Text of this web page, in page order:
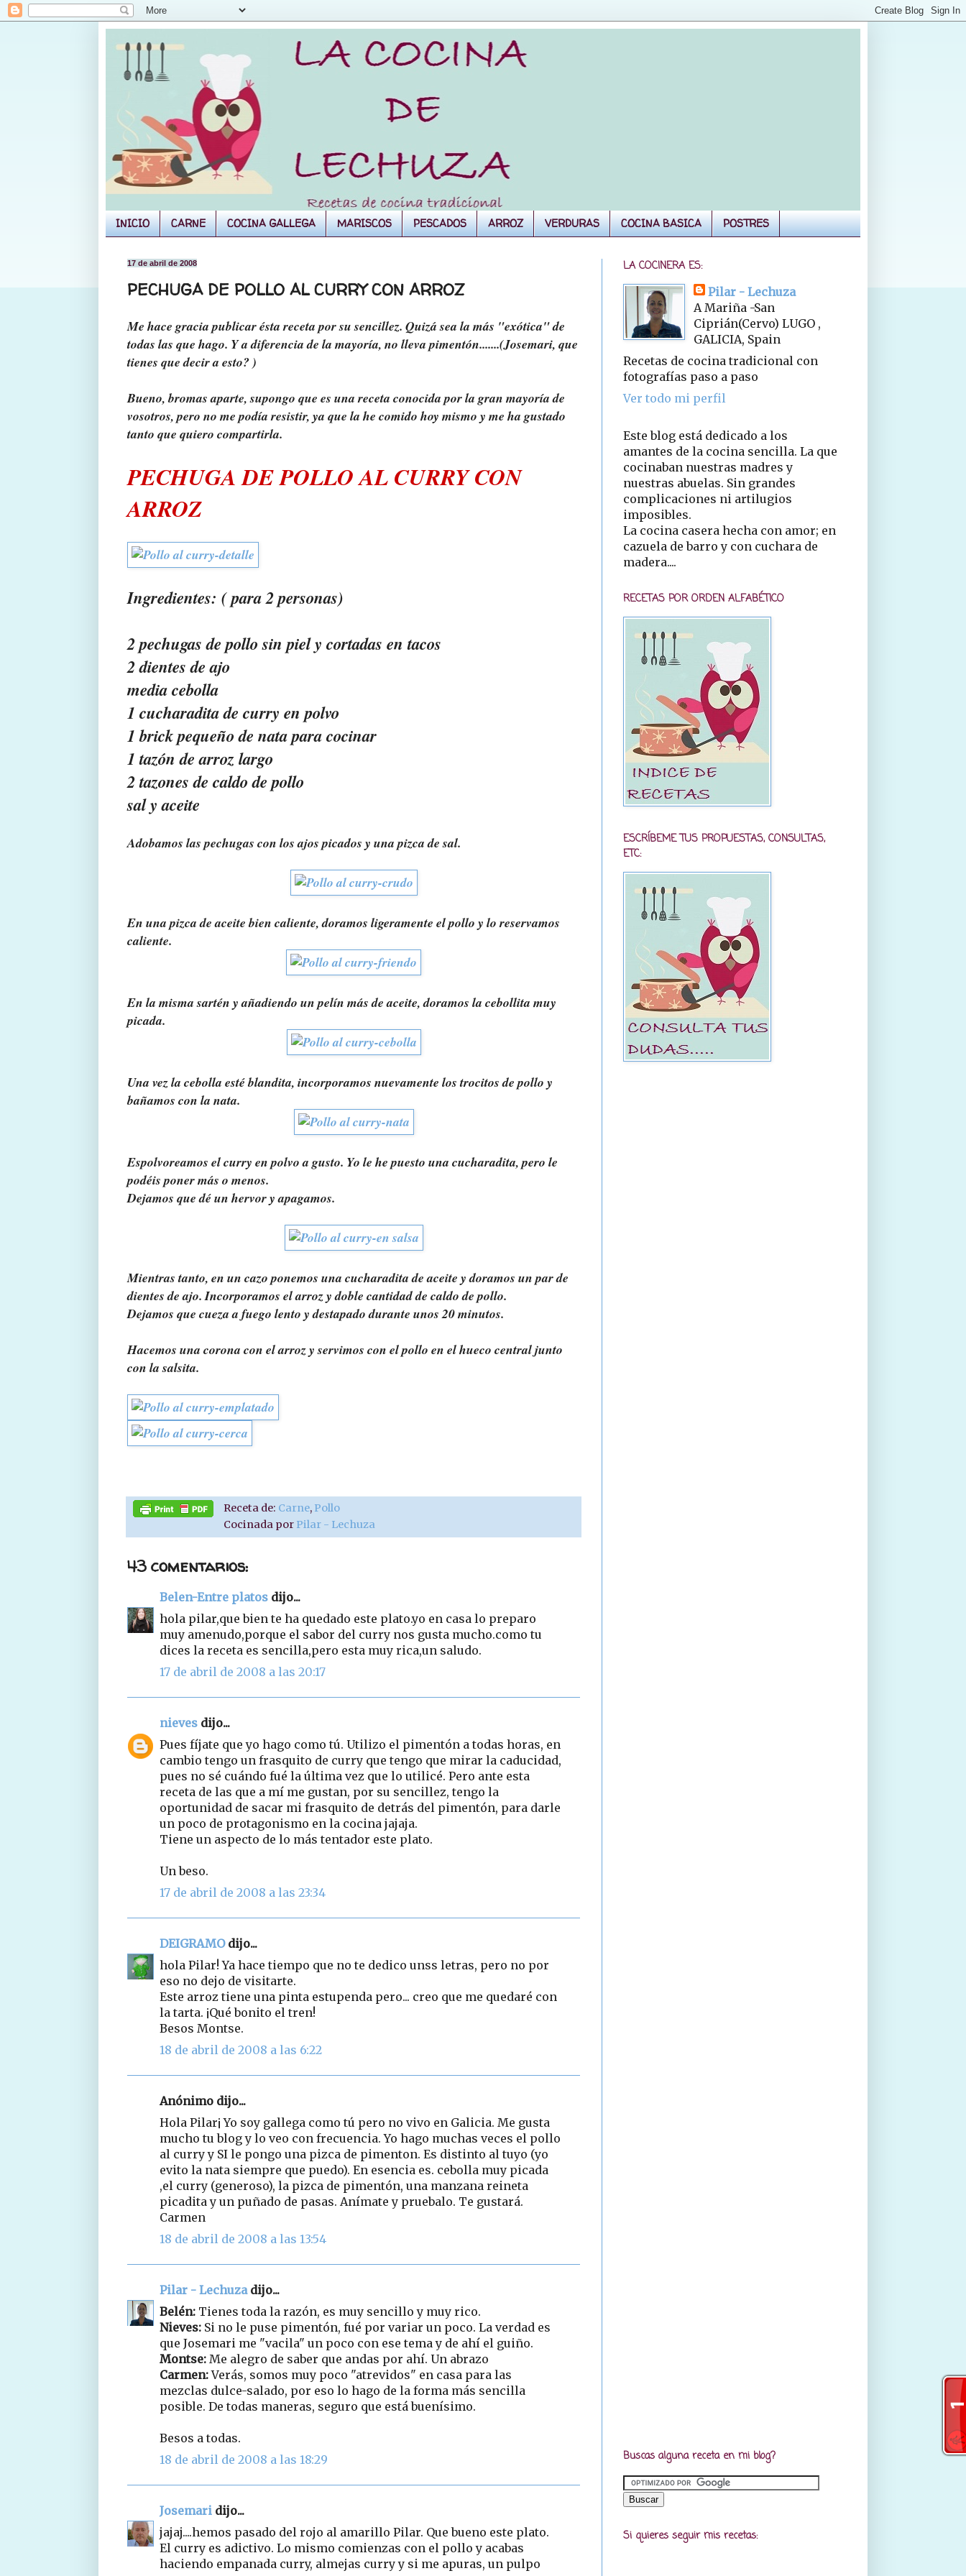
INICIO CARNE COCINA GALLEGA MARISCOS PESCADOS ARROZ VERDURAS COCINA BASICA POSTRES
17 de abril de 2008
PECHUGA DE POLLO AL CURRY CON ARROZ
Me hace gracia publicar ésta receta por su sencillez. Quizá sea la más "exótica" de
todas las que hago. Y a diferencia de la mayoría, no lleva pimentón.......(Josemari, que
tienes que decir a esto? )
Bueno, bromas aparte, supongo que es una receta conocida por la gran mayoría de
vosotros, pero no me podía resistir, ya que la he comido hoy mismo y me ha gustado
tanto que quiero compartirla.
PECHUGA DE POLLO AL CURRY CON
ARROZ
Ingredientes: ( para 2 personas)
2 pechugas de pollo sin piel y cortadas en tacos
2 dientes de ajo
media cebolla
1 cucharadita de curry en polvo
1 brick pequeño de nata para cocinar
1 tazón de arroz largo
2 tazones de caldo de pollo
sal y aceite
Adobamos las pechugas con los ajos picados y una pizca de sal.
En una pizca de aceite bien caliente, doramos ligeramente el pollo y lo reservamos
caliente.
En la misma sartén y añadiendo un pelín más de aceite, doramos la cebollita muy
picada.
Una vez la cebolla esté blandita, incorporamos nuevamente los trocitos de pollo y
bañamos con la nata.
Espolvoreamos el curry en polvo a gusto. Yo le he puesto una cucharadita, pero le
podéis poner más o menos.
Dejamos que dé un hervor y apagamos.
Mientras tanto, en un cazo ponemos una cucharadita de aceite y doramos un par de
dientes de ajo. Incorporamos el arroz y doble cantidad de caldo de pollo.
Dejamos que cueza a fuego lento y destapado durante unos 20 minutos.
Hacemos una corona con el arroz y servimos con el pollo en el hueco central junto
con la salsita.
Receta de: Carne, Pollo
Cocinada por Pilar - Lechuza
43 comentarios:
Belen-Entre platos dijo...
hola pilar,que bien te ha quedado este plato.yo en casa lo preparo
muy amenudo,porque el sabor del curry nos gusta mucho.como tu
dices la receta es sencilla,pero esta muy rica,un saludo.
17 de abril de 2008 a las 20:17
nieves dijo...
Pues fíjate que yo hago como tú. Utilizo el pimentón a todas horas, en
cambio tengo un frasquito de curry que tengo que mirar la caducidad,
pues no sé cuándo fué la última vez que lo utilicé. Pero ante esta
receta de las que a mí me gustan, por su sencillez, tengo la
oportunidad de sacar mi frasquito de detrás del pimentón, para darle
un poco de protagonismo en la cocina jajaja.
Tiene un aspecto de lo más tentador este plato.
Un beso.
17 de abril de 2008 a las 23:34
DEIGRAMOdijo...
hola Pilar! Ya hace tiempo que no te dedico unss letras, pero no por
eso no dejo de visitarte.
Este arroz tiene una pinta estupenda pero... creo que me quedaré con
la tarta. ¡Qué bonito el tren!
Besos Montse.
18 de abril de 2008 a las 6:22
Anónimo dijo...
Hola Pilar¡ Yo soy gallega como tú pero no vivo en Galicia. Me gusta
mucho tu blog y lo veo con frecuencia. Yo hago muchas veces el pollo
al curry y SI le pongo una pizca de pimenton. Es distinto al tuyo (yo
evito la nata siempre que puedo). En esencia es. cebolla muy picada
,el curry (generoso), la pizca de pimentón, una manzana reineta
picadita y un puñado de pasas. Anímate y pruebalo. Te gustará.
Carmen
18 de abril de 2008 a las 13:54
Pilar - Lechuzadijo...
Belén: Tienes toda la razón, es muy sencillo y muy rico.
Nieves: Si no le puse pimentón, fué por variar un poco. La verdad es
que Josemari me "vacila" un poco con ese tema y de ahí el guiño.
Montse: Me alegro de saber que andas por ahí. Un abrazo
Carmen:Verás, somos muy poco "atrevidos" en casa para las
mezclas dulce-salado, por eso lo hago de la forma más sencilla
posible. De todas maneras, seguro que está buenísimo.
Besos a todas.
18 de abril de 2008 a las 18:29
Josemari dijo...
jajaj....hemos pasado del rojo al amarillo Pilar. Que bueno este plato.
El curry es adictivo. Lo mismo comienzas con el pollo y acabas
haciendo empanada curry, almejas curry y si me apuras, un pulpo
LA COCINERA ES:
Pilar - Lechuza
A Mariña -San
Ciprián(Cervo) LUGO ,
GALICIA, Spain
Recetas de cocina tradicional con
fotografías paso a paso
Ver todo mi perfil
Este blog está dedicado a los
amantes de la cocina sencilla. La que
cocinaban nuestras madres y
nuestras abuelas. Sin grandes
complicaciones ni artilugios
imposibles.
La cocina casera hecha con amor; en
cazuela de barro y con cuchara de
madera....
RECETAS POR ORDEN ALFABÉTICO
ESCRÍBEME TUS PROPUESTAS, CONSULTAS,
ETC:
Buscas alguna receta en mi blog?
Si quieres seguir mis recetas: